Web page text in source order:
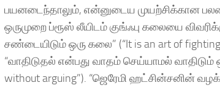
பயனடைந்தாலும், என்னுடைய முயற்சிக்கான
ஒருமுறை ப்ரூஸ் லீயிடம் குங்ஃபு கலையை
சண்டையிடும் ஒரு கலை” (“It is an art of
“வாதிடுதல் என்பது வாதம் செய்யாமல் வாதிடும்
without arguing”). “ஜெரேமி ஹட்சின்சனின்